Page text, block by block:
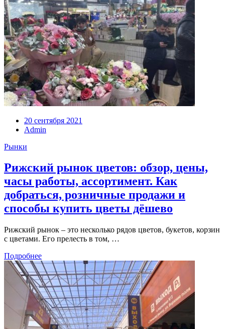
20 сентября 2021
Admin
Рынки
Рижский рынок цветов: обзор, цены,
часы работы, ассортимент. Как
добраться, розничные продажи и
способы купить цветы дёшево
Рижский рынок – это несколько рядов цветов, букетов, корзин
с цветами. Его прелесть в том, …
Подробнее